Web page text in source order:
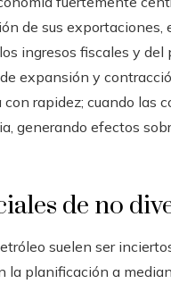
de sus
ingresos fiscales y
expansión y
rapidez; cuando las
generando efectos
de no
suelen ser
planificación a